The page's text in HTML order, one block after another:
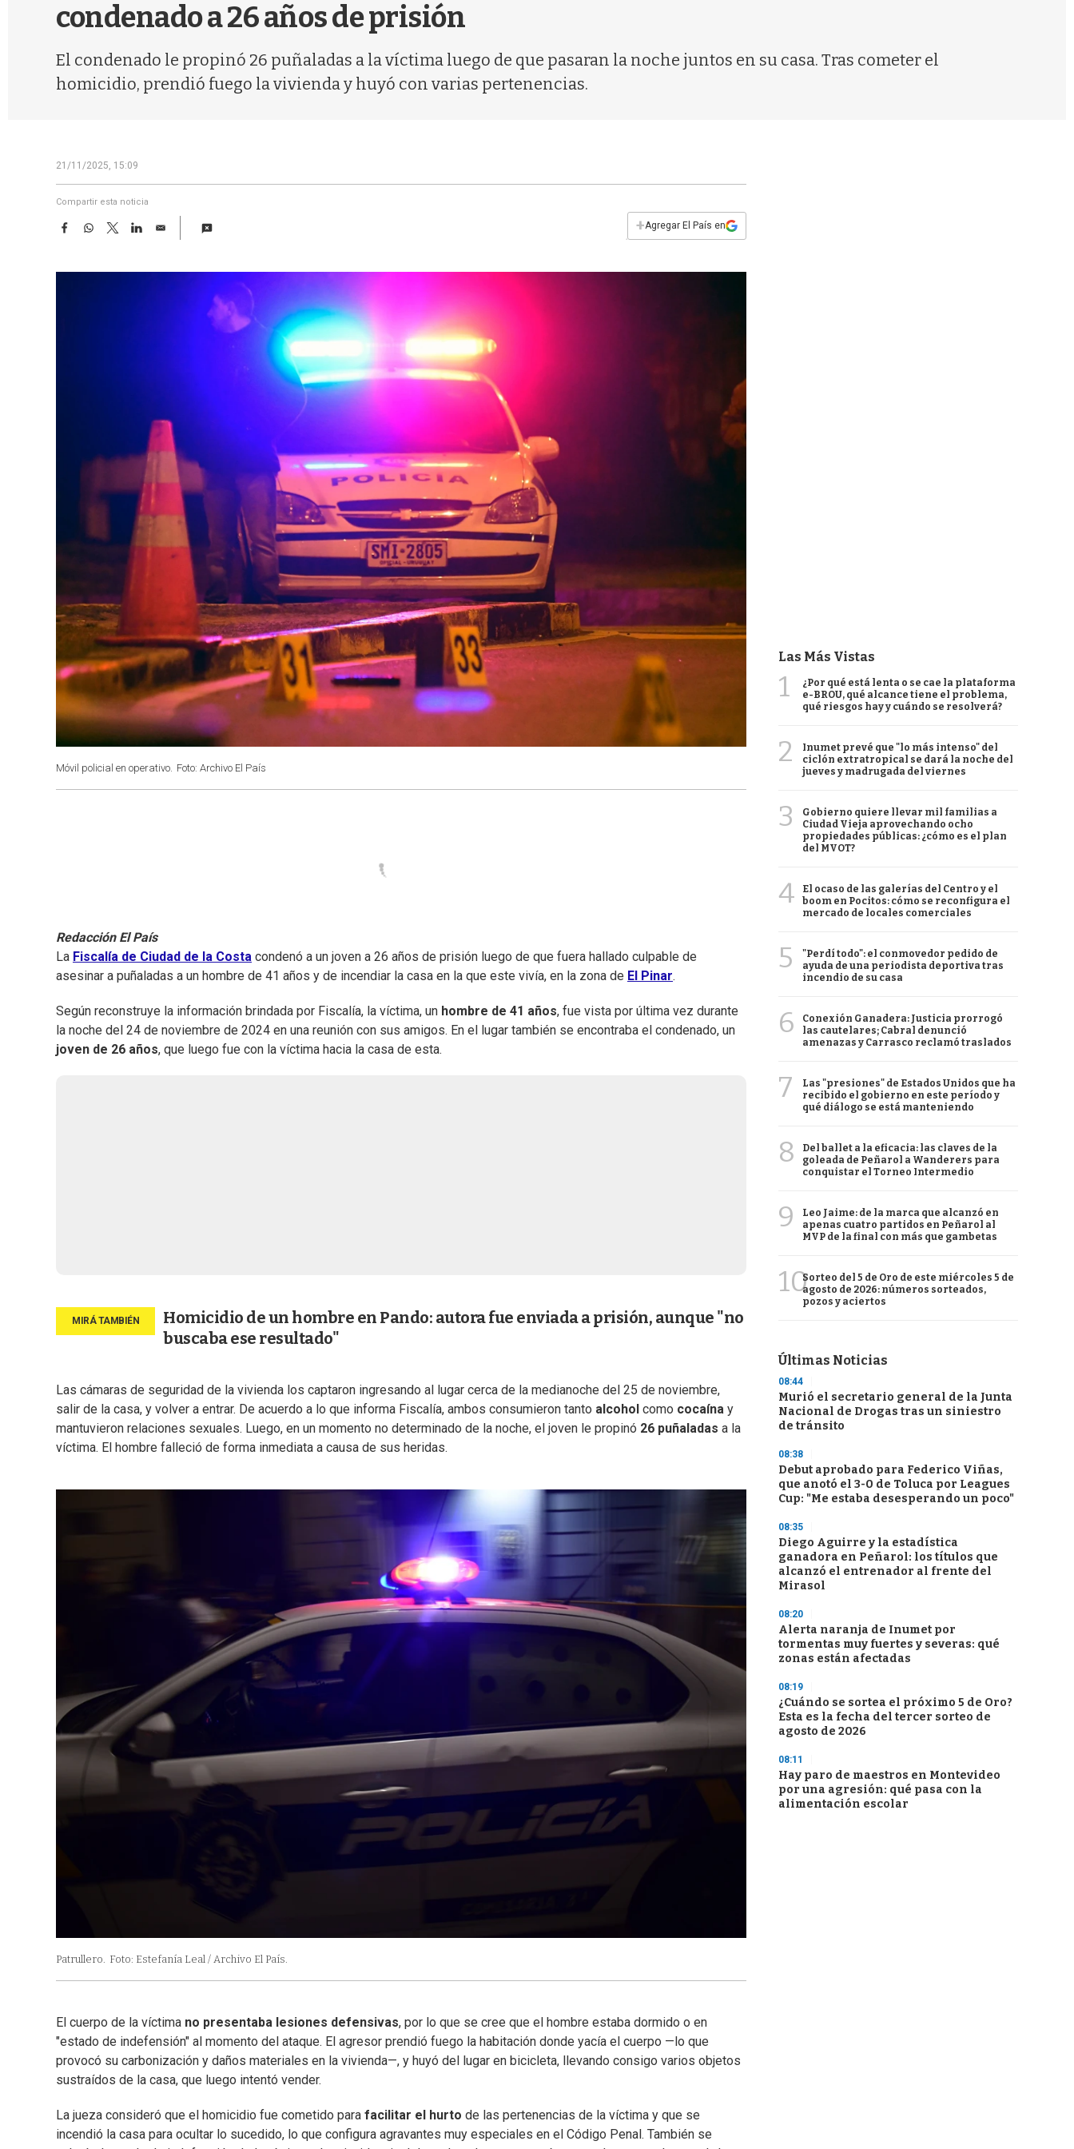
condenado a 26 años de prisión
El condenado le propinó 26 puñaladas a la víctima luego de que pasaran la noche juntos en su casa. Tras cometer el
homicidio, prendió fuego la vivienda y huyó con varias pertenencias.
21/11/2025, 15:09
Compartir esta noticia
F
e
W
t
T
w
t
L
k
E
i
+Agregar El País en
Móvil policial en operativo. Foto: Archivo El País
Redacción El País
La Fiscalía de Ciudad de la Costa condenó a un joven a 26 años de prisión luego de que fuera hallado culpable de
asesinar a puñaladas a un hombre de 41 años y de incendiar la casa en la que este vivía, en la zona de El Pinar.
Según reconstruye la información brindada por Fiscalía, la víctima, un hombre de 41 años, fue vista por última vez durante
la noche del 24 de noviembre de 2024 en una reunión con sus amigos. En el lugar también se encontraba el condenado, un
joven de 26 años, que luego fue con la víctima hacia la casa de esta.
Homicidio de un hombre en Pando: autora fue enviada a prisión, aunque "no
buscaba ese resultado"
Las cámaras de seguridad de la vivienda los captaron ingresando al lugar cerca de la medianoche del 25 de noviembre,
salir de la casa, y volver a entrar. De acuerdo a lo que informa Fiscalía, ambos consumieron tanto alcohol como cocaína y
mantuvieron relaciones sexuales. Luego, en un momento no determinado de la noche, el joven le propinó 26 puñaladas a la
víctima. El hombre falleció de forma inmediata a causa de sus heridas.
Patrullero. Foto: Estefanía Leal / Archivo El País.
El cuerpo de la víctima no presentaba lesiones defensivas, por lo que se cree que el hombre estaba dormido o en
"estado de indefensión" al momento del ataque. El agresor prendió fuego la habitación donde yacía el cuerpo —lo que
provocó su carbonización y daños materiales en la vivienda—, y huyó del lugar en bicicleta, llevando consigo varios objetos
sustraídos de la casa, que luego intentó vender.
La jueza consideró que el homicidio fue cometido para facilitar el hurto de las pertenencias de la víctima y que se
incendió la casa para ocultar lo sucedido, lo que configura agravantes muy especiales en el Código Penal. También se
Las Más Vistas
1
¿Por qué está lenta o se cae la plataforma
e-BROU, qué alcance tiene el problema,
qué riesgos hay y cuándo se resolverá?
2
Inumet prevé que "lo más intenso" del
ciclón extratropical se dará la noche del
jueves y madrugada del viernes
3
Gobierno quiere llevar mil familias a
Ciudad Vieja aprovechando ocho
propiedades públicas: ¿cómo es el plan
del MVOT?
4
El ocaso de las galerías del Centro y el
boom en Pocitos: cómo se reconfigura el
mercado de locales comerciales
5
"Perdí todo": el conmovedor pedido de
ayuda de una periodista deportiva tras
incendio de su casa
6
Conexión Ganadera: Justicia prorrogó
las cautelares; Cabral denunció
amenazas y Carrasco reclamó traslados
7
Las "presiones" de Estados Unidos que ha
recibido el gobierno en este período y
qué diálogo se está manteniendo
8
Del ballet a la eficacia: las claves de la
goleada de Peñarol a Wanderers para
conquistar el Torneo Intermedio
9
Leo Jaime: de la marca que alcanzó en
apenas cuatro partidos en Peñarol al
MVP de la final con más que gambetas
10Sorteo del 5 de Oro de este miércoles 5 de
agosto de 2026: números sorteados,
pozos y aciertos
Últimas Noticias
08:44
Murió el secretario general de la Junta
Nacional de Drogas tras un siniestro
de tránsito
08:38
Debut aprobado para Federico Viñas,
que anotó el 3-0 de Toluca por Leagues
Cup: "Me estaba desesperando un poco"
08:35
Diego Aguirre y la estadística
ganadora en Peñarol: los títulos que
alcanzó el entrenador al frente del
Mirasol
08:20
Alerta naranja de Inumet por
tormentas muy fuertes y severas: qué
zonas están afectadas
08:19
¿Cuándo se sortea el próximo 5 de Oro?
Esta es la fecha del tercer sorteo de
agosto de 2026
08:11
Hay paro de maestros en Montevideo
por una agresión: qué pasa con la
alimentación escolar